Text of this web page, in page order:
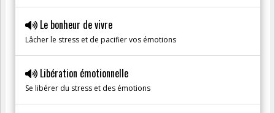
Le bonheur de vivre
Lâcher le stress et de pacifier vos émotions
Libération émotionnelle
Se libérer du stress et des émotions